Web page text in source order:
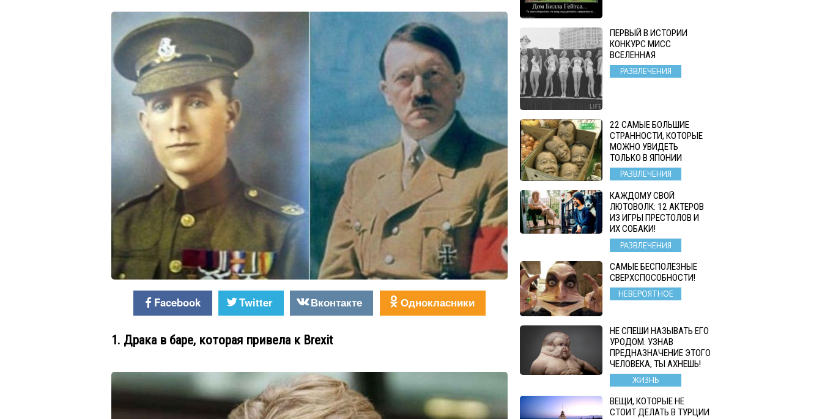
Facebook Twitter Вконтакте Однокласники
1. Драка в баре, которая привела к Brexit
ПЕРВЫЙ В ИСТОРИИ
КОНКУРС МИСС
ВСЕЛЕННАЯ
РАЗВЛЕЧЕНИЯ
22 САМЫЕ БОЛЬШИЕ
СТРАННОСТИ, КОТОРЫЕ
МОЖНО УВИДЕТЬ
ТОЛЬКО В ЯПОНИИ
РАЗВЛЕЧЕНИЯ
КАЖДОМУ СВОЙ
ЛЮТОВОЛК: 12 АКТЕРОВ
ИЗ ИГРЫ ПРЕСТОЛОВ И
ИХ СОБАКИ!
РАЗВЛЕЧЕНИЯ
САМЫЕ БЕСПОЛЕЗНЫЕ
СВЕРХСПОСОБНОСТИ!
НЕВЕРОЯТНОЕ
НЕ СПЕШИ НАЗЫВАТЬ ЕГО
УРОДОМ. УЗНАВ
ПРЕДНАЗНАЧЕНИЕ ЭТОГО
ЧЕЛОВЕКА, ТЫ АХНЕШЬ!
ЖИЗНЬ
ВЕЩИ, КОТОРЫЕ НЕ
СТОИТ ДЕЛАТЬ В ТУРЦИИ